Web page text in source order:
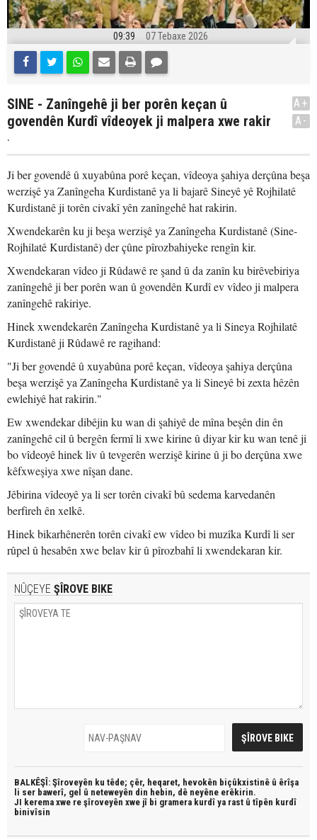
09:39 07 Tebaxe 2026
SINE - Zanîngehê ji ber porên keçan û
govendên Kurdî vîdeoyek ji malpera xwe rakir
.
A+
A-
Ji ber govendê û xuyabûna porê keçan, vîdeoya şahiya derçûna beşa
werzişê ya Zanîngeha Kurdistanê ya li bajarê Sineyê yê Rojhilatê
Kurdistanê ji torên civakî yên zanîngehê hat rakirin.
Xwendekarên ku ji beşa werzişê ya Zanîngeha Kurdistanê (Sine-
Rojhilatê Kurdistanê) der çûne pîrozbahiyeke rengîn kir.
Xwendekaran vîdeo ji Rûdawê re şand û da zanîn ku birêvebiriya
zanîngehê ji ber porên wan û govendên Kurdî ev vîdeo ji malpera
zanîngehê rakiriye.
Hinek xwendekarên Zanîngeha Kurdistanê ya li Sineya Rojhilatê
Kurdistanê ji Rûdawê re ragihand:
"Ji ber govendê û xuyabûna porê keçan, vîdeoya şahiya derçûna
beşa werzişê ya Zanîngeha Kurdistanê ya li Sineyê bi zexta hêzên
ewlehiyê hat rakirin."
Ew xwendekar dibêjin ku wan di şahiyê de mîna beşên din ên
zanîngehê cil û bergên fermî li xwe kirine û diyar kir ku wan tenê ji
bo vîdeoyê hinek liv û tevgerên werzişê kirine û ji bo derçûna xwe
kêfxweşiya xwe nîşan dane.
Jêbirina vîdeoyê ya li ser torên civakî bû sedema karvedanên
berfireh ên xelkê.
Hinek bikarhênerên torên civakî ew vîdeo bi muzîka Kurdî li ser
rûpel û hesabên xwe belav kir û pîrozbahî li xwendekaran kir.
NÛÇEYE ŞÎROVE BIKE
BALKÊŞÎ: Şîroveyên ku têde; çêr, heqaret, hevokên biçûkxistinê û êrîşa
li ser bawerî, gel û neteweyên din hebin, dê neyêne erêkirin.
JI kerema xwe re şîroveyên xwe jî bi gramera kurdî ya rast û tîpên kurdî
binivîsin